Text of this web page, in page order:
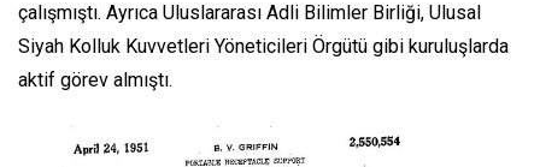
çalışmıştı. Ayrıca Uluslararası Adli Bilimler Birliği, Ulusal
Siyah Kolluk Kuvvetleri Yöneticileri Örgütü gibi kuruluşlarda
aktif görev almıştı.